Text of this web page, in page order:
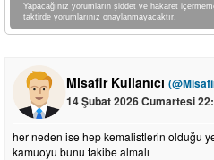
Yapacağınız yorumların şiddet ve hakaret
taktirde yorumlarınız onaylanmayacaktır.
Misafir Kullanıcı
14 Şubat 2026 Cumartesi
her neden ise hep kemalistlerin olduğu
kamuoyu bunu takibe almalı